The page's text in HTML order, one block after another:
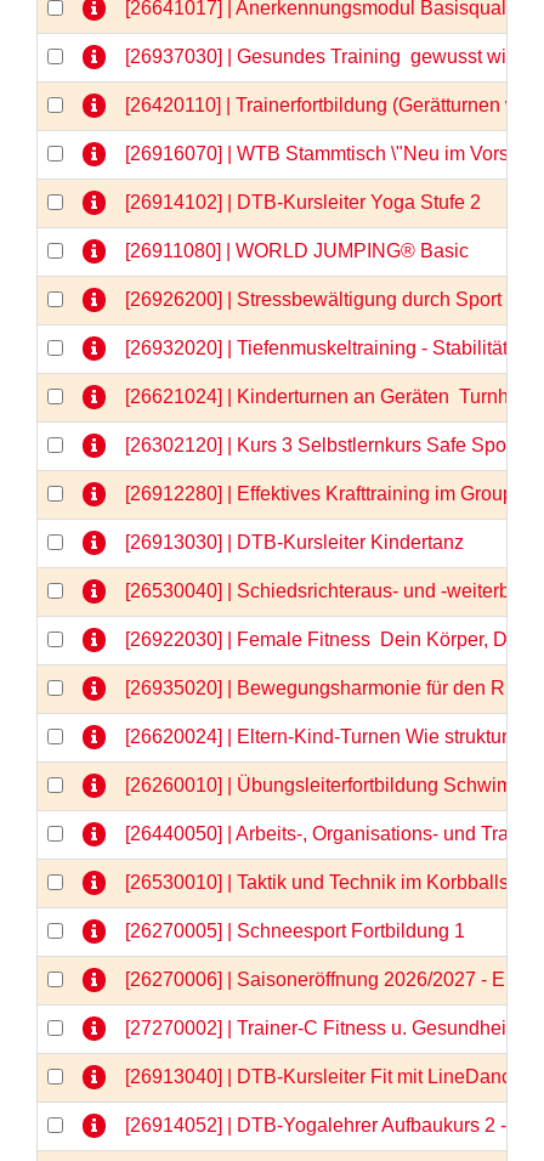
[26641017] | Anerkennungsmodul
[26937030] | Gesundes Training  gewusst wie
[26420110] | Trainerfortbildung (Gerätturnen
[26916070] | WTB Stammtisch \"Neu im
[26914102] | DTB-Kursleiter Yoga Stufe 2
[26911080] | WORLD JUMPING® Basic
[26926200] | Stressbewältigung durch Sport -
[26932020] | Tiefenmuskeltraining - Stabilität
[26621024] | Kinderturnen an Geräten 
[26302120] | Kurs 3 Selbstlernkurs Safe Sport
[26912280] | Effektives Krafttraining im
[26913030] | DTB-Kursleiter Kindertanz
[26530040] | Schiedsrichteraus- und -
[26922030] | Female Fitness  Dein Körper,
[26935020] | Bewegungsharmonie für den
[26620024] | Eltern-Kind-Turnen Wie
[26260010] | Übungsleiterfortbildung
[26440050] | Arbeits-, Organisations- und
[26530010] | Taktik und Technik im
[26270005] | Schneesport Fortbildung 1
[26270006] | Saisoneröffnung 2026/2027 -
[27270002] | Trainer-C Fitness u. Gesundheit
[26913040] | DTB-Kursleiter Fit mit LineDance
[26914052] | DTB-Yogalehrer Aufbaukurs 2 -